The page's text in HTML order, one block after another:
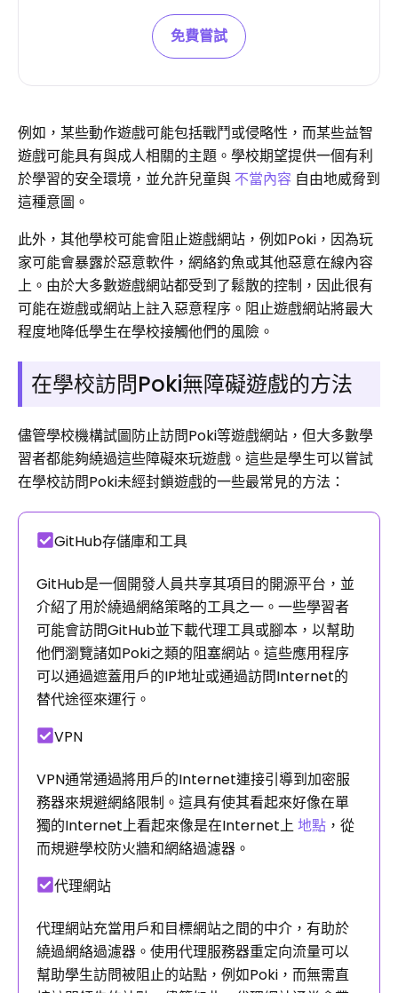
免費嘗試
例如，某些動作遊戲可能包括戰鬥或侵略性，而某些益智
遊戲可能具有與成人相關的主題。學校期望提供一個有利
於學習的安全環境，並允許兒童與 不當內容 自由地威脅到
這種意圖。
此外，其他學校可能會阻止遊戲網站，例如Poki，因為玩
家可能會暴露於惡意軟件，網絡釣魚或其他惡意在線內容
上。由於大多數遊戲網站都受到了鬆散的控制，因此很有
可能在遊戲或網站上註入惡意程序。阻止遊戲網站將最大
程度地降低學生在學校接觸他們的風險。
在學校訪問Poki無障礙遊戲的方法
儘管學校機構試圖防止訪問Poki等遊戲網站，但大多數學
習者都能夠繞過這些障礙來玩遊戲。這些是學生可以嘗試
在學校訪問Poki未經封鎖遊戲的一些最常見的方法：
GitHub存儲庫和工具
GitHub是一個開發人員共享其項目的開源平台，並
介紹了用於繞過網絡策略的工具之一。一些學習者
可能會訪問GitHub並下載代理工具或腳本，以幫助
他們瀏覽諸如Poki之類的阻塞網站。這些應用程序
可以通過遮蓋用戶的IP地址或通過訪問Internet的
替代途徑來運行。
VPN
VPN通常通過將用戶的Internet連接引導到加密服
務器來規避網絡限制。這具有使其看起來好像在單
獨的Internet上看起來像是在Internet上地點 ，從
而規避學校防火牆和網絡過濾器。
代理網站
代理網站充當用戶和目標網站之間的中介，有助於
繞過網絡過濾器。使用代理服務器重定向流量可以
幫助學生訪問被阻止的站點，例如Poki，而無需直